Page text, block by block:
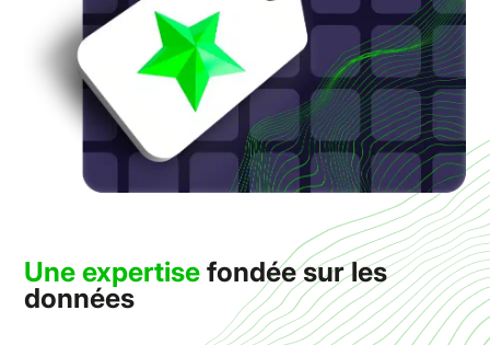
Une expertise fondée sur les
données